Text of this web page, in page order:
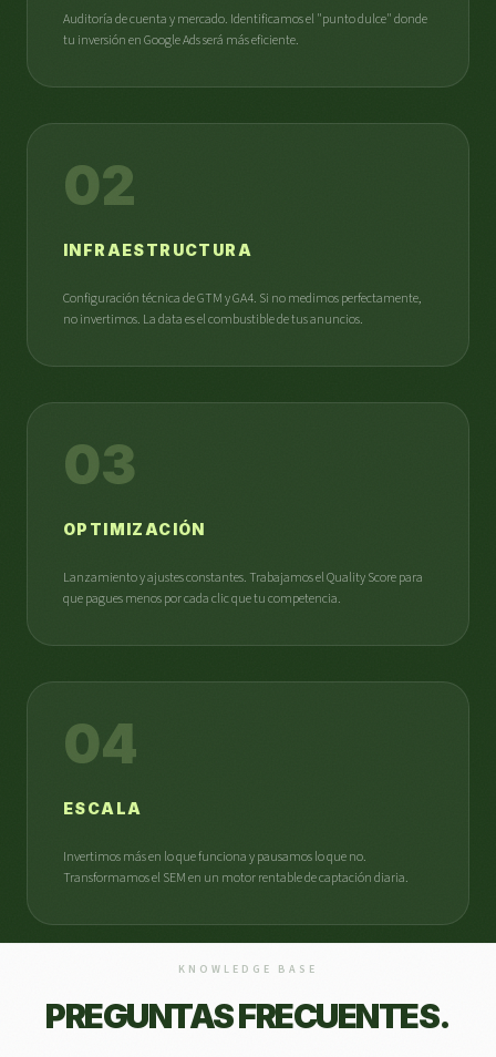
Auditoría de cuenta y mercado. Identificamos el "punto dulce" donde
tu inversión en Google Ads será más eficiente.
02
INFRAESTRUCTURA
Configuración técnica de GTM y GA4. Si no medimos perfectamente,
no invertimos. La data es el combustible de tus anuncios.
03
OPTIMIZACIÓN
Lanzamiento y ajustes constantes. Trabajamos el Quality Score para
que pagues menos por cada clic que tu competencia.
04
ESCALA
Invertimos más en lo que funciona y pausamos lo que no.
Transformamos el SEM en un motor rentable de captación diaria.
KNOWLEDGE BASE
PREGUNTAS FRECUENTES.